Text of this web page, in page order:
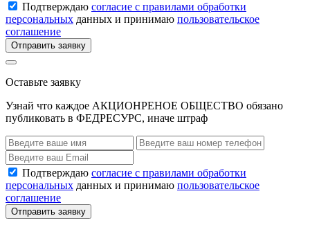
Подтверждаю согласие с правилами обработки
персональных данных и принимаю пользовательское
соглашение
Отправить заявку
Оставьте заявку
Узнай что каждое АКЦИОНРЕНОЕ ОБЩЕСТВО обязано
публиковать в ФЕДРЕСУРС, иначе штраф
Подтверждаю согласие с правилами обработки
персональных данных и принимаю пользовательское
соглашение
Отправить заявку